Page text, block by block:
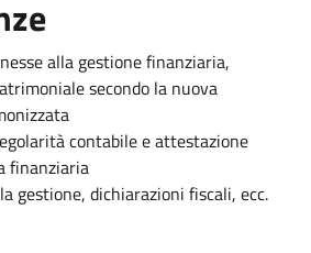
alla gestione finanziaria,
secondo la nuova
contabile e attestazione
finanziaria
gestione, dichiarazioni fiscali, ecc.